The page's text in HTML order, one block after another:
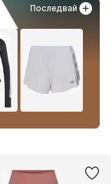
Последвай